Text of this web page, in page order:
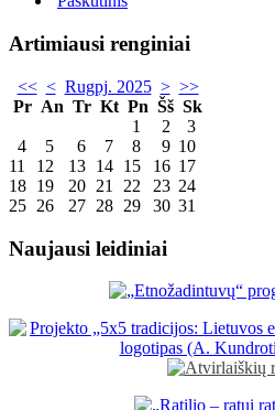
Artimiausi renginiai
<< < Rugpj. 2025 > >>
Pr An Tr Kt Pn Šš Sk
1
2
3
4
5 6 7 8 9 10
11
12 13 14 15 16 17
18 19 20 21 22 23 24
25 26 27 28 29 30 31
Naujausi leidiniai